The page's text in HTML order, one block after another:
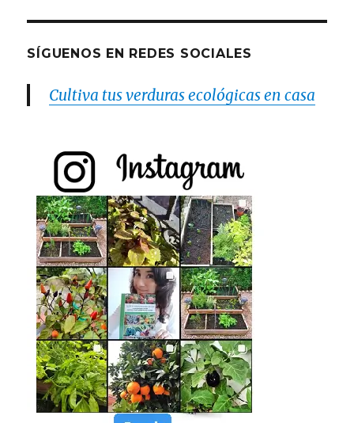
SÍGUENOS EN REDES SOCIALES
Cultiva tus verduras ecológicas en casa